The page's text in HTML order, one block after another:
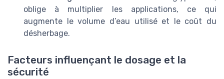
oblige à multiplier les applications, ce qui
augmente le volume d’eau utilisé et le coût du
désherbage.
Facteurs influençant le dosage et la
sécurité